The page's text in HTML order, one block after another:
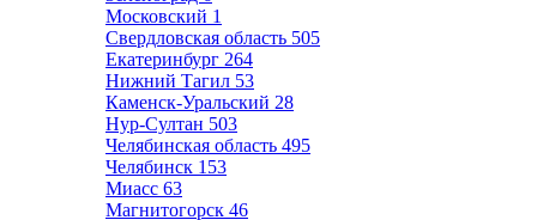
Московский 1
Свердловская область 505
Екатеринбург 264
Нижний Тагил 53
Каменск-Уральский 28
Нур-Султан 503
Челябинская область 495
Челябинск 153
Миасс 63
Магнитогорск 46